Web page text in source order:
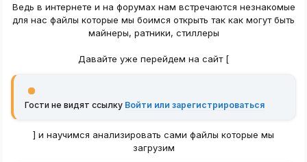
Ведь в интернете и на форумах нам встречаются незнакомые
для нас файлы которые мы боимся открыть так как могут быть
майнеры, ратники, стиллеры
Давайте уже перейдем на сайт [
Гости не видят ссылку Войти или зарегистрироваться
] и научимся анализировать сами файлы которые мы
загрузим